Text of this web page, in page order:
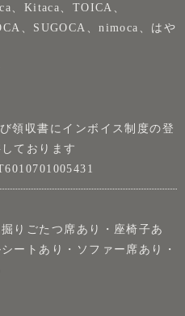
、Kitaca、TOICA、
、SUGOCA、nimoca、はや
領収書にインボイス制度の登
ております
りごたつ席あり・座椅子あ
ートあり・ソファー席あり・